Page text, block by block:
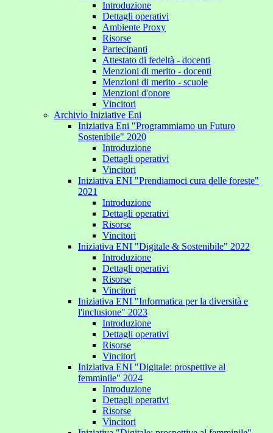
Introduzione
Dettagli operativi
Ambiente Proxy
Risorse
Partecipanti
Attestato di fedeltà - docenti
Menzioni di merito - docenti
Menzioni di merito - scuole
Menzioni d'onore
Vincitori
Archivio Iniziative Eni
Iniziativa Eni "Programmiamo un Futuro
Sostenibile" 2020
Introduzione
Dettagli operativi
Vincitori
Iniziativa ENI "Prendiamoci cura delle foreste"
2021
Introduzione
Dettagli operativi
Risorse
Vincitori
Iniziativa ENI "Digitale & Sostenibile" 2022
Introduzione
Dettagli operativi
Risorse
Vincitori
Iniziativa ENI "Informatica per la diversità e
l'inclusione" 2023
Introduzione
Dettagli operativi
Risorse
Vincitori
Iniziativa ENI "Digitale: prospettive al
femminile" 2024
Introduzione
Dettagli operativi
Risorse
Vincitori